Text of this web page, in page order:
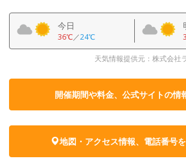
今日
36℃／24℃
天気情報提供元：株式会社
開催期間や料金、公式サイトの情
地図・アクセス情報、電話番号